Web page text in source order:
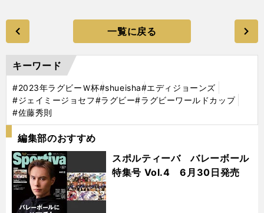
一覧に戻る
キーワード
#2023年ラグビーＷ杯#shueisha#エディジョーンズ
#ジェイミージョセフ#ラグビー#ラグビーワールドカップ
#佐藤秀則
編集部のおすすめ
スポルティーバ バレーボール
特集号 Vol.4 6月30日発売